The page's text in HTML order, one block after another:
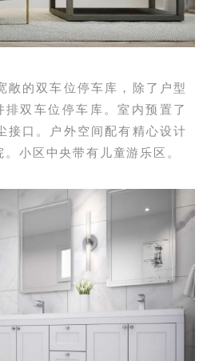
敞的双车位停车库，除了户型
双车位停车库。室内预置了
接口。户外空间配有精心设计
小区中央带有儿童游乐区。